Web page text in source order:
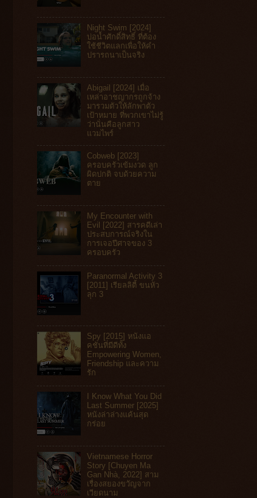
Night Swim [2024]
บ่อน้ำศักดิ์สิทธิ์ ที่ต้อง
ใช้ชีวิตแลกเพื่อให้คำ
ปรารถนาเป็นจริง
Abigail [2024] เมื่อ
เหล่าอาชญากรถูกจ้าง
มารวมตัวให้ลักพาตัว
เป้าหมาย ที่พวกเขาไม่รู้
ว่านั่นคือลูกสาว
แวมไพร์
Cobweb [2023]
ครอบครัวเข้มงวด ลูก
ผิดปกติ จบด้วยความ
ตาย
My Encounter with
Evil [2022] สารคดีเล่า
ประสบการณ์จริงใน
การเจอปีศาจของ 3
ครอบครัว
Paranormal Activity 3
[2011] เรียลลิตี้ ขนหัว
ลุก 3
Spy [2015] หนังแอ
คชันที่มีดีทั้ง
Empowering Women,
Friendship และความ
รัก
I Know What You Did
Last Summer [2025]
หนังล่าล่างแค้นสุด
กร่อย
Vietnamese Horror
Story [Chuyen Ma
Gan Nhà, 2022] สาม
เรื่องสยองขวัญจาก
เวียดนาม